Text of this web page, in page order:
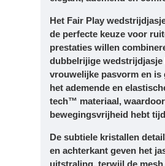
Het Fair Play
de perfecte keuze voor
prestaties willen
dubbelrijige wedstrijdjasje
vrouwelijke pasvorm en is
het ademende en
tech™ materiaal,
bewegingsvrijheid hebt
De subtiele kristallen
en achterkant geven het
uitstraling, terwijl de mesh